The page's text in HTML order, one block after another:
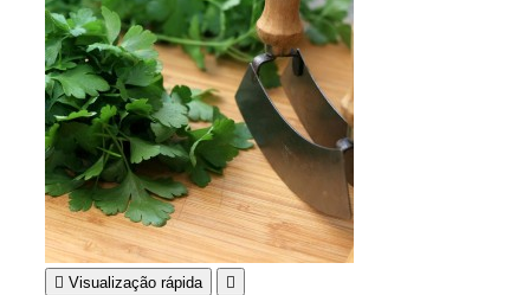
 Visualização rápida 